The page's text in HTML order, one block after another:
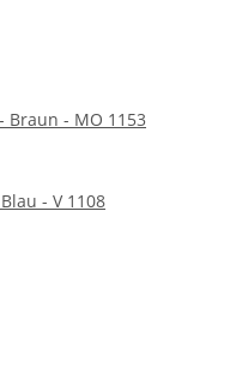
Braun - MO 1153